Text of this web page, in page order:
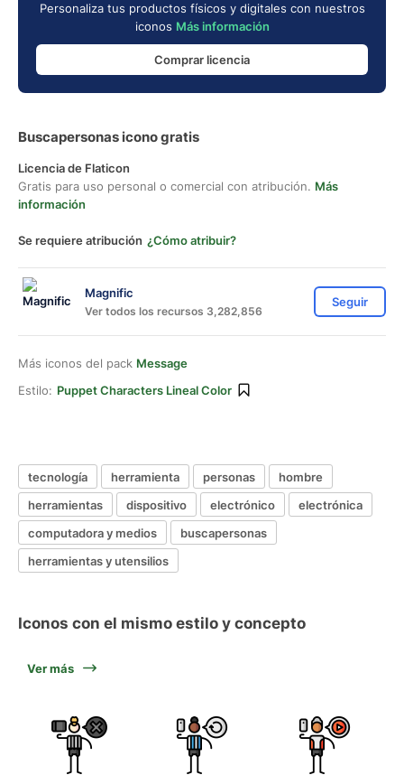
Personaliza tus productos físicos y digitales con nuestros
iconos Más información
Comprar licencia
Buscapersonas icono gratis
Licencia de Flaticon
Gratis para uso personal o comercial con atribución. Más
información
Se requiere atribución ¿Cómo atribuir?
Magnific
Ver todos los recursos 3,282,856
Seguir
Más iconos del pack Message
Estilo: Puppet Characters Lineal Color
tecnología herramienta personas
hombre
herramientas
dispositivo electrónico
electrónica
computadora y medios
buscapersonas
herramientas y utensilios
Iconos con el mismo estilo y concepto
Ver más